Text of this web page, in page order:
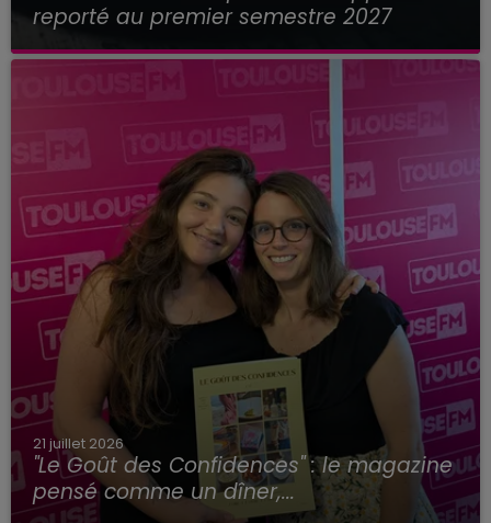
reporté au premier semestre 2027
21 juillet 2026
"Le Goût des Confidences" : le magazine
pensé comme un dîner,...